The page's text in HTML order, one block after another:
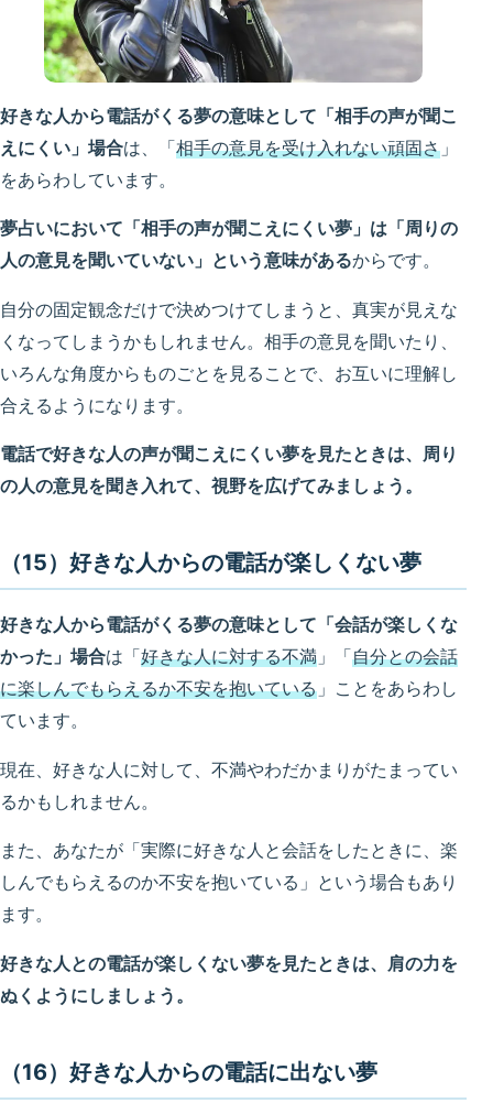
好きな人から電話がくる夢の意味として「相手の声が聞こ
えにくい」場合は、「相手の意見を受け入れない頑固さ 」
をあらわしています。
夢占いにおいて「相手の声が聞こえにくい夢」は「周りの
人の意見を聞いていない」という意味があるからです。
自分の固定観念だけで決めつけてしまうと、真実が見えな
くなってしまうかもしれません。相手の意見を聞いたり、
いろんな角度からものごとを見ることで、お互いに理解し
合えるようになります。
電話で好きな人の声が聞こえにくい夢を見たときは、周り
の人の意見を聞き入れて、視野を広げてみましょう。
（15）好きな人からの電話が楽しくない夢
好きな人から電話がくる夢の意味として「会話が楽しくな
かった」場合は「 好きな人に対する不満 」「 自分との会話
に楽しんでもらえるか不安を抱いている 」ことをあらわし
ています。
現在、好きな人に対して、不満やわだかまりがたまってい
るかもしれません。
また、あなたが「実際に好きな人と会話をしたときに、楽
しんでもらえるのか不安を抱いている」という場合もあり
ます。
好きな人との電話が楽しくない夢を見たときは、肩の力を
ぬくようにしましょう。
（16）好きな人からの電話に出ない夢